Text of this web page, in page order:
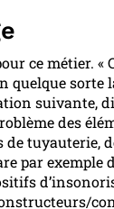
ce métier. «
quelque sorte
suivante,
des
de tuyauterie,
par exemple